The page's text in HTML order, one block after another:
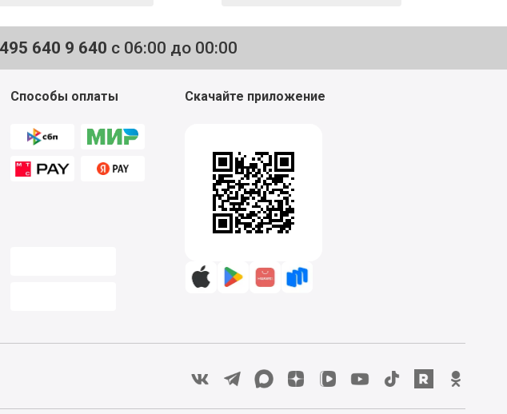
640 9 640 с 06:00 до 00:00
Способы оплаты Скачайте приложение